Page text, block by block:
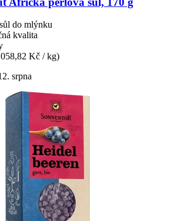
do mlýnku
kvalita
Kč / kg)
srpna